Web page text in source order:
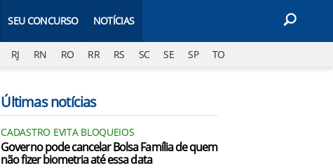
SEU CONCURSO NOTÍCIAS
RJ RN RO RR RS SC SE SP TO
Últimas notícias
CADASTRO EVITA BLOQUEIOS
Governo pode cancelar Bolsa Família de quem
não fizer biometria até essa data